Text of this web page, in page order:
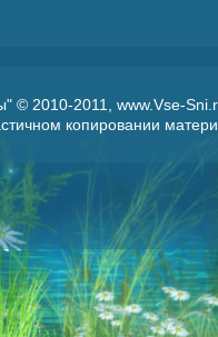
© 2010-2011, www.Vse-
копировании